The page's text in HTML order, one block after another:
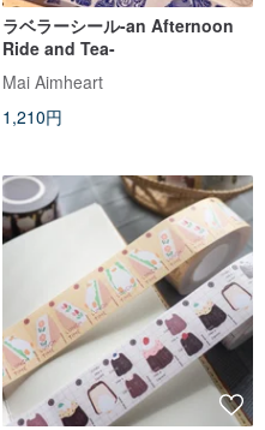
ラベラーシール-an Afternoon
Ride and Tea-
Mai Aimheart
1,210円